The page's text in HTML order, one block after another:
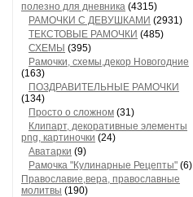
полезно для дневника (4315)
РАМОЧКИ С ДЕВУШКАМИ (2931)
ТЕКСТОВЫЕ РАМОЧКИ (485)
СХЕМЫ (395)
Рамочки, схемы,декор Новогодние
(163)
ПОЗДРАВИТЕЛЬНЫЕ РАМОЧКИ
(134)
Просто о сложном (31)
Клипарт, декоративные элементы
png, картиночки (24)
Аватарки (9)
Рамочка "Кулинарные Рецепты" (6)
Православие,вера, православные
молитвы (190)